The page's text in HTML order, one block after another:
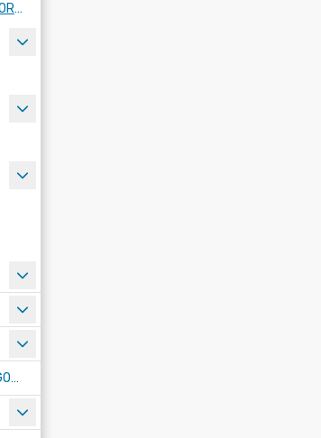
POWIATOWY INSPEKTORAT NADZORU BUDOWLANEGO
MIĘDZYZAKŁADOWA KASA ZAPOMOGOWO-POŻYCZKOWA